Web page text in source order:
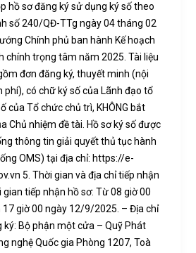
hồ sơ đăng ký sử dụng ký số theo
số 240/QĐ-TTg ngày 04 tháng 02
Chính phủ ban hành Kế hoạch
chính trọng tâm năm 2025. Tài liệu
đơn đăng ký, thuyết minh (nội
có chữ ký số của Lãnh đạo tổ
của Tổ chức chủ trì, KHÔNG bắt
Chủ nhiệm đề tài. Hồ sơ ký số được
thông tin giải quyết thủ tục hành
OMS) tại địa chỉ: https://e-
5. Thời gian và địa chỉ tiếp nhận
gian tiếp nhận hồ sơ: Từ 08 giờ 00
giờ 00 ngày 12/9/2025. – Địa chỉ
ký: Bộ phận một cửa – Quỹ Phát
nghệ Quốc gia Phòng 1207, Toà